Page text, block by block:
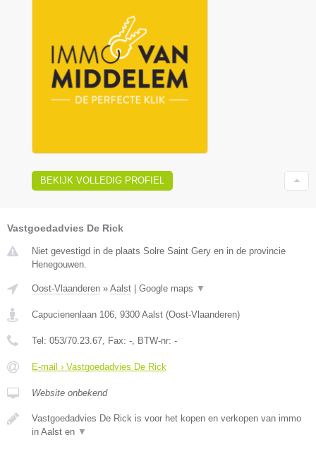
BEKIJK VOLLEDIG PROFIEL
Vastgoedadvies De Rick
Niet gevestigd in de plaats Solre Saint Gery en in de provincie
Henegouwen.
Oost-Vlaanderen » Aalst Google maps ▼
Capucienenlaan 106 9300 Aalst (Oost-Vlaanderen)
Tel: 053/70.23.67 , Fax: - , BTW-nr: -
E-mail › Vastgoedadvies De Rick
Website onbekend
Vastgoedadvies De Rick is voor het kopen en verkopen van immo
in Aalst en ▼